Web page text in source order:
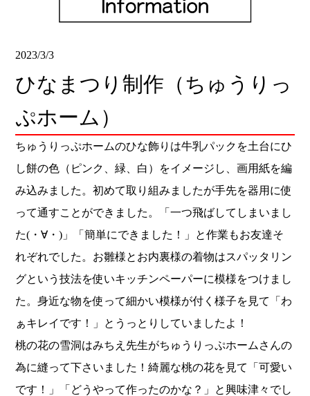
2023/3/3
ひなまつり制作（ちゅうりっ
ぷホーム）
ちゅうりっぷホームのひな飾りは牛乳パックを土台にひ
し餅の色（ピンク、緑、白）をイメージし、画用紙を編
み込みました。初めて取り組みましたが手先を器用に使
って通すことができました。「一つ飛ばしてしまいまし
た( ・∀・) 」「簡単にできました！」と作業もお友達そ
れぞれでした。お雛様とお内裏様の着物はスパッタリン
グという技法を使いキッチンペーパーに模様をつけまし
た。身近な物を使って細かい模様が付く様子を見て「わ
ぁキレイです！」とうっとりしていましたよ！
桃の花の雪洞はみちえ先生がちゅうりっぷホームさんの
為に縫って下さいました！綺麗な桃の花を見て「可愛い
です！」「どうやって作ったのかな？」と興味津々でし